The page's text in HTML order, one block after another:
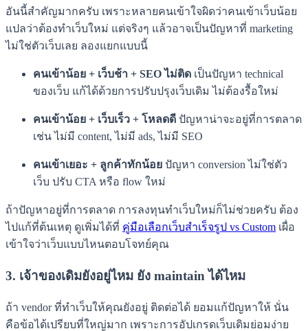
อันนี้สำคัญมากครับ เพราะหลายคนเข้าใจผิดว่าคนเข้าเว็บน้อย
แปลว่าต้องทำเว็บใหม่ แต่จริงๆ แล้วอาจเป็นปัญหาที่ marketing
ไม่ใช่ตัวเว็บเลย ลองแยกแบบนี้
คนเข้าน้อย + เว็บช้า + SEO ไม่ติด เป็นปัญหา technical
ของเว็บ แก้ได้ด้วยการปรับปรุงเว็บเดิม ไม่ต้องรื้อใหม่
คนเข้าน้อย + เว็บเร็ว + โหลดดี ปัญหาน่าจะอยู่ที่การตลาด
เช่น ไม่มี content, ไม่มี ads, ไม่มี SEO
คนเข้าเยอะ + ลูกค้าทักน้อย ปัญหา conversion ไม่ใช่ตัว
เว็บ ปรับ CTA หรือ flow ใหม่
ถ้าปัญหาอยู่ที่การตลาด การลงทุนทำเว็บใหม่ก็ไม่ช่วยครับ ต้อง
ไปแก้ที่ต้นเหตุ ดูเพิ่มได้ที่ คู่มือเลือกเว็บสำเร็จรูป vs Custom เผื่อ
เข้าใจว่าเว็บแบบไหนตอบโจทย์คุณ
3. เจ้าของเดิมยังอยู่ไหม ยัง maintain ได้ไหม
ถ้า vendor ที่ทำเว็บให้คุณยังอยู่ ติดต่อได้ ยอมแก้ปัญหาให้ นั่น
คือข้อได้เปรียบที่ใหญ่มาก เพราะการอัปเกรดเว็บเดิมย่อมง่าย